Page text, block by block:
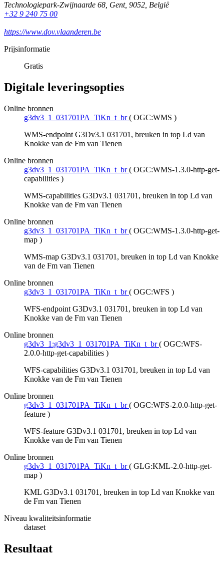
Technologiepark-Zwijnaarde 68, Gent, 9052, België
+32 9 240 75 00
https://www.dov.vlaanderen.be
Prijsinformatie
Gratis
Digitale leveringsopties
Online bronnen
g3dv3_1_031701PA_TiKn_t_br ( OGC:WMS )
WMS-endpoint G3Dv3.1 031701, breuken in top Ld van
Knokke van de Fm van Tienen
Online bronnen
g3dv3_1_031701PA_TiKn_t_br ( OGC:WMS-1.3.0-http-get-
capabilities )
WMS-capabilities G3Dv3.1 031701, breuken in top Ld van
Knokke van de Fm van Tienen
Online bronnen
g3dv3_1_031701PA_TiKn_t_br ( OGC:WMS-1.3.0-http-get-
map )
WMS-map G3Dv3.1 031701, breuken in top Ld van Knokke
van de Fm van Tienen
Online bronnen
g3dv3_1_031701PA_TiKn_t_br ( OGC:WFS )
WFS-endpoint G3Dv3.1 031701, breuken in top Ld van
Knokke van de Fm van Tienen
Online bronnen
g3dv3_1:g3dv3_1_031701PA_TiKn_t_br ( OGC:WFS-
2.0.0-http-get-capabilities )
WFS-capabilities G3Dv3.1 031701, breuken in top Ld van
Knokke van de Fm van Tienen
Online bronnen
g3dv3_1_031701PA_TiKn_t_br ( OGC:WFS-2.0.0-http-get-
feature )
WFS-feature G3Dv3.1 031701, breuken in top Ld van
Knokke van de Fm van Tienen
Online bronnen
g3dv3_1_031701PA_TiKn_t_br ( GLG:KML-2.0-http-get-
map )
KML G3Dv3.1 031701, breuken in top Ld van Knokke van
de Fm van Tienen
Niveau kwaliteitsinformatie
dataset
Resultaat